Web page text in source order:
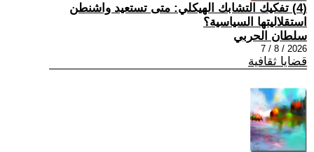
(4) تفكيك التشابك الهيكلي: متى تستعيد واشنطن
استقلاليتها السياسية؟
سلطان الحربي
2026 / 8 / 7
قضايا ثقافية